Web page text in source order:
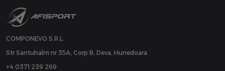
COMPONEVO S.R.L.
Str Santuhalm nr 35A, Corp B, Deva, Hunedoara
+4 0371 239 269